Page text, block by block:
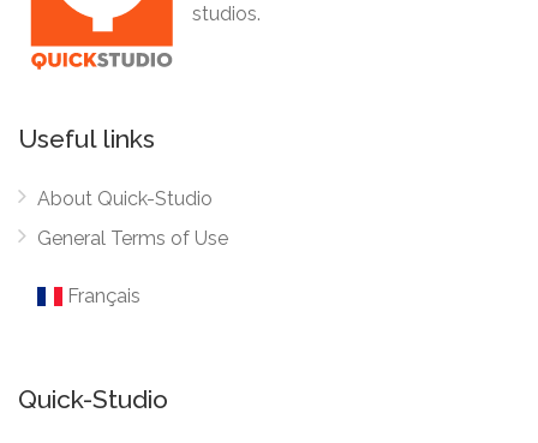
studios.
Useful links
About Quick-Studio
General Terms of Use
Français
Quick-Studio